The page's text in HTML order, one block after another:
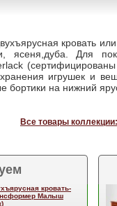
кровать
ясеня,дуба. Для
игрушек и
бортики на нижний
Все товары
кровать-
Малыш